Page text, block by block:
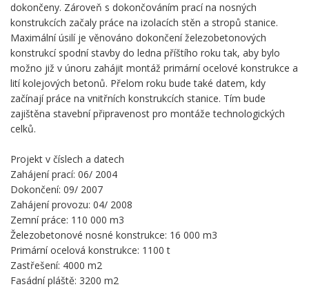
dokončeny. Zároveň s dokončováním prací na nosných
konstrukcích začaly práce na izolacích stěn a stropů stanice.
Maximální úsilí je věnováno dokončení železobetonových
konstrukcí spodní stavby do ledna příštího roku tak, aby bylo
možno již v únoru zahájit montáž primární ocelové konstrukce a
lití kolejových betonů. Přelom roku bude také datem, kdy
začínají práce na vnitřních konstrukcích stanice. Tím bude
zajištěna stavební připravenost pro montáže technologických
celků.
Projekt v číslech a datech
Zahájení prací: 06/ 2004
Dokončení: 09/ 2007
Zahájení provozu: 04/ 2008
Zemní práce: 110 000 m3
Železobetonové nosné konstrukce: 16 000 m3
Primární ocelová konstrukce: 1100 t
Zastřešení: 4000 m2
Fasádní pláště: 3200 m2